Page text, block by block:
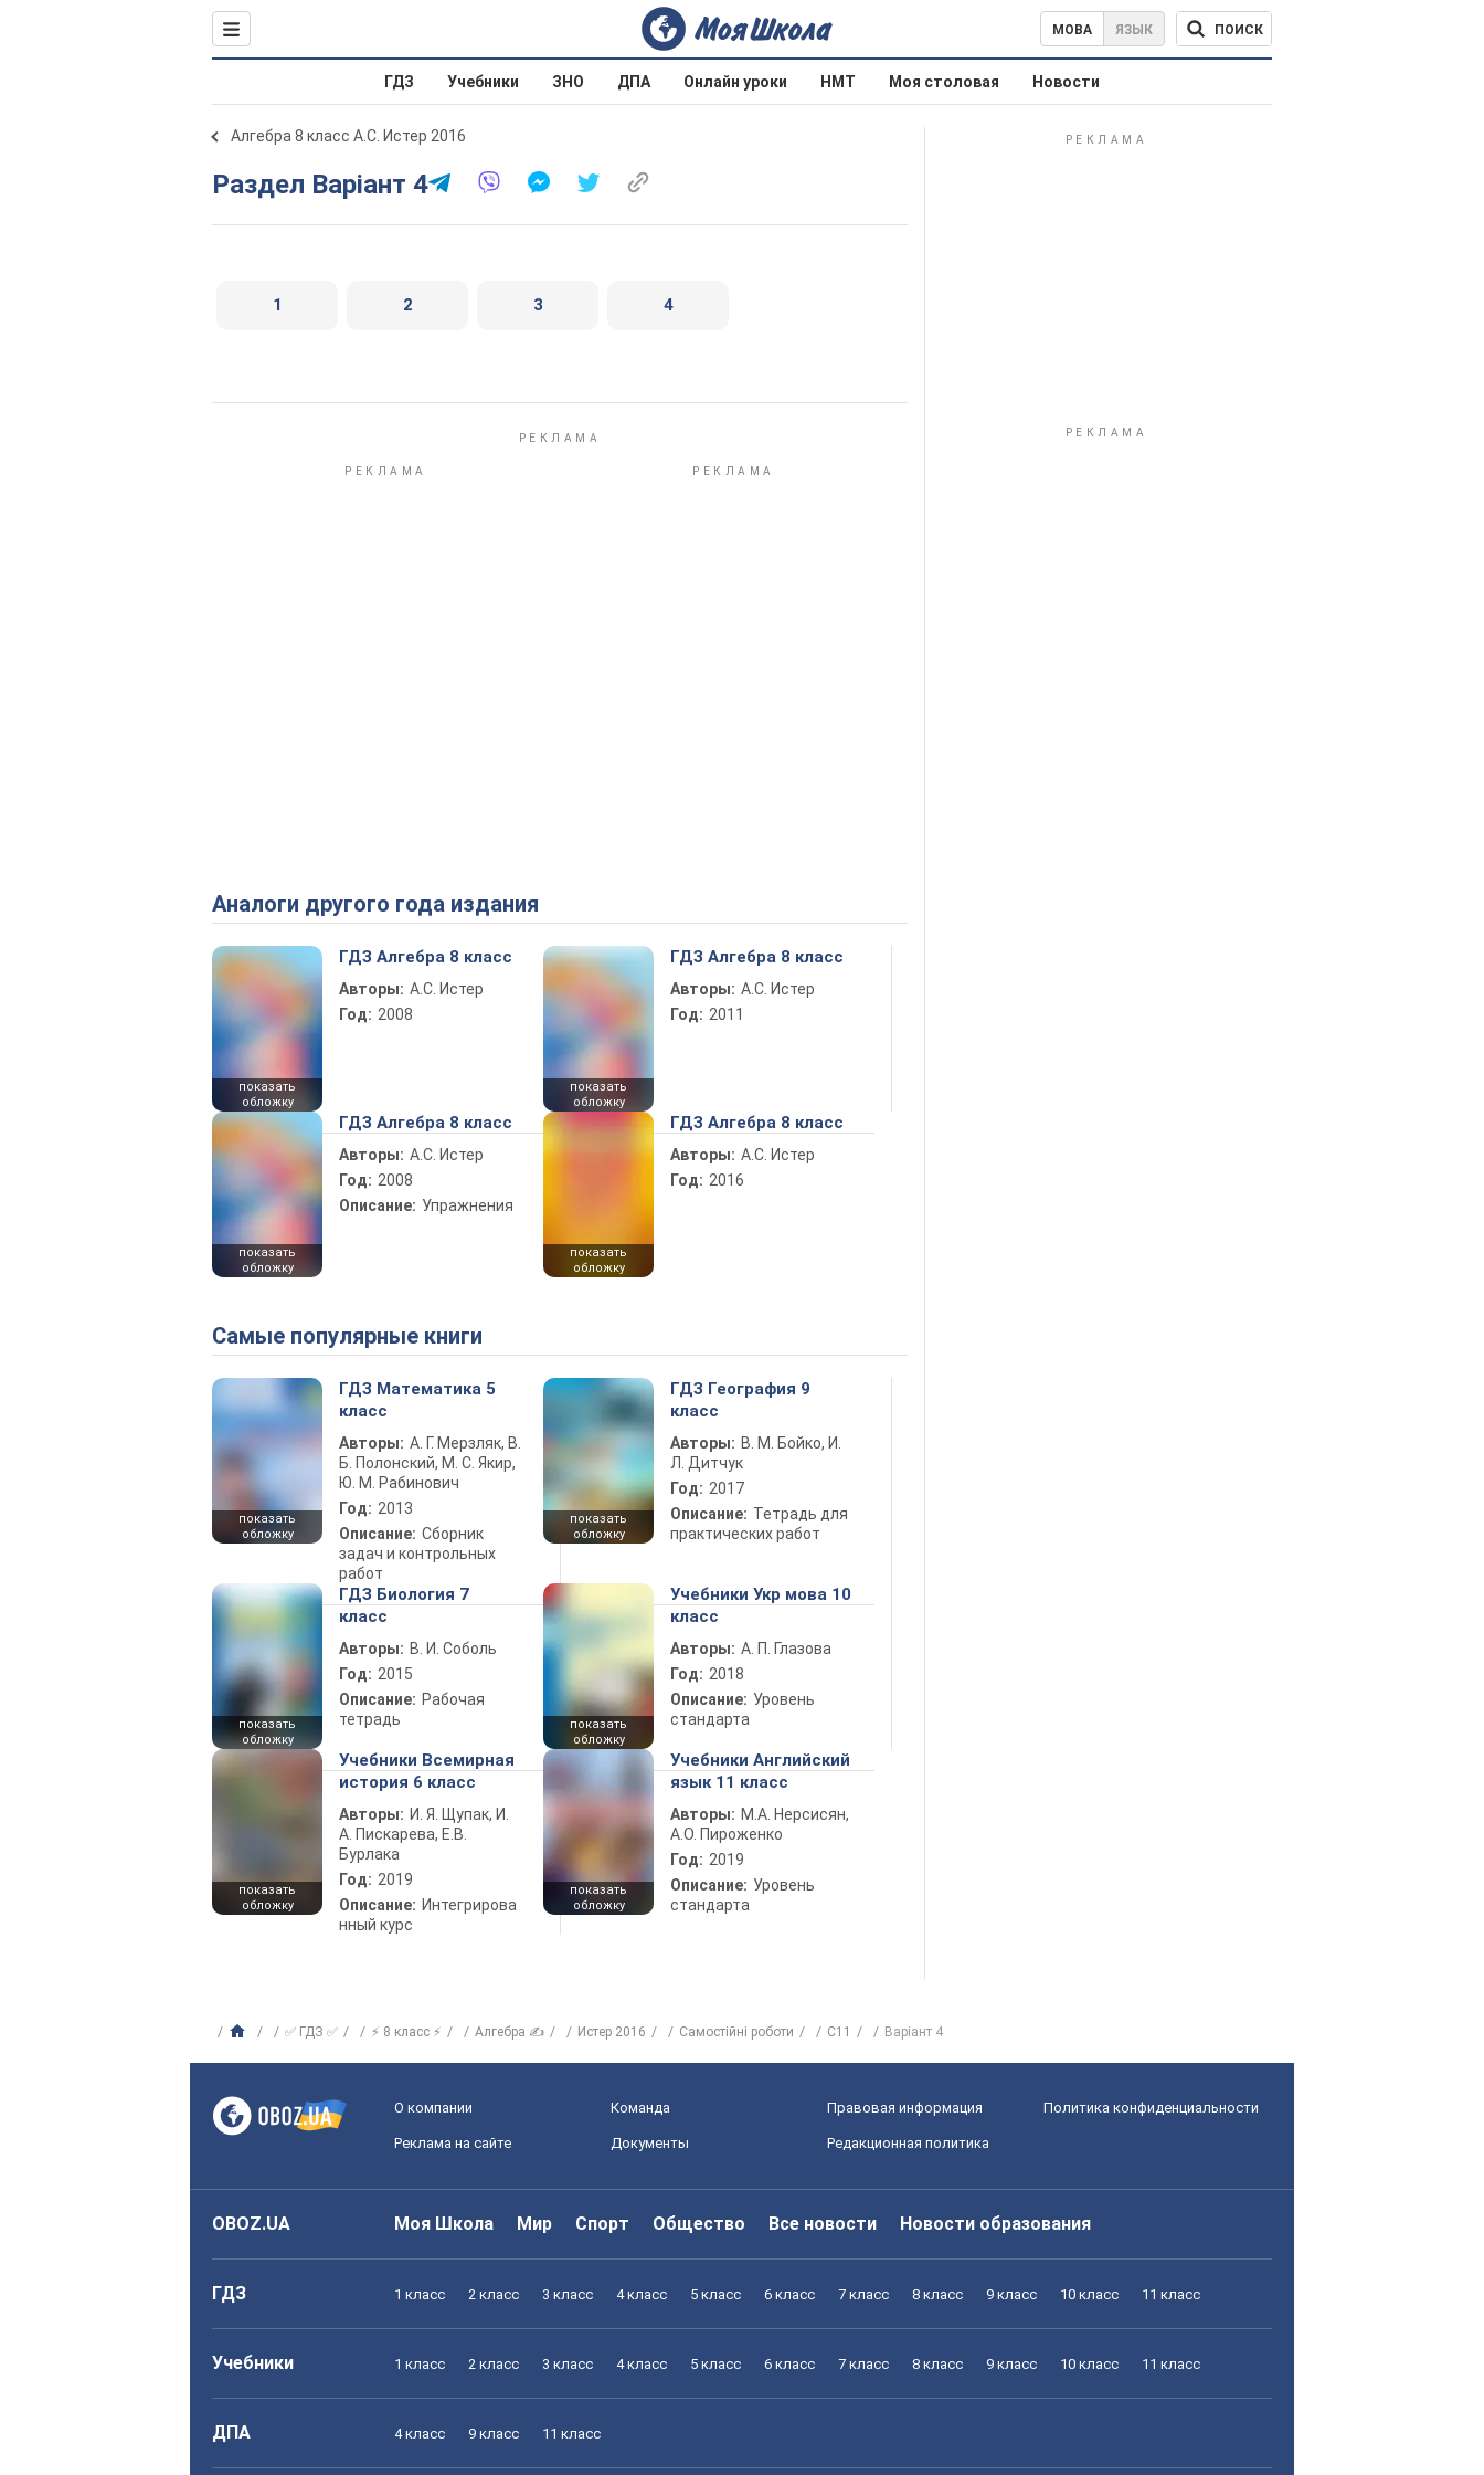
МОВА ЯЗЫК ПОИСК
ГДЗ Учебники ЗНО ДПА Онлайн уроки НМТ Моя столовая Новости
Алгебра 8 класс А.С. Истер 2016
Раздел Варіант 4
1 2 3 4
Аналоги другого года издания
показать
обложку
ГДЗ Алгебра 8 класс
Авторы: А.С. Истер
Год: 2008
показать
обложку
ГДЗ Алгебра 8 класс
Авторы: А.С. Истер
Год: 2011
показать
обложку
ГДЗ Алгебра 8 класс
Авторы: А.С. Истер
Год: 2008
Описание: Упражнения
показать
обложку
ГДЗ Алгебра 8 класс
Авторы: А.С. Истер
Год: 2016
Самые популярные книги
показать
обложку
ГДЗ Математика 5
класс
Авторы: А. Г. Мерзляк, В.
Б. Полонский, М. С. Якир,
Ю. М. Рабинович
Год: 2013
Описание: Сборник
задач и контрольных
работ
показать
обложку
ГДЗ География 9
класс
Авторы: В. М. Бойко, И.
Л. Дитчук
Год: 2017
Описание: Тетрадь для
практических работ
показать
обложку
ГДЗ Биология 7
класс
Авторы: В. И. Соболь
Год: 2015
Описание: Рабочая
тетрадь
показать
обложку
Учебники Укр мова 10
класс
Авторы: А. П. Глазова
Год: 2018
Описание: Уровень
стандарта
показать
обложку
Учебники Всемирная
история 6 класс
Авторы: И. Я. Щупак, И.
А. Пискарева, Е.В.
Бурлака
Год: 2019
Описание: Интегрирова
нный курс
показать
обложку
Учебники Английский
язык 11 класс
Авторы: М.А. Нерсисян,
А.О. Пироженко
Год: 2019
Описание: Уровень
стандарта
✅ ГДЗ ✅ ⚡ 8 класс ⚡ Алгебра ✍ Истер 2016 Самостійні роботи С11 Варіант 4
О компании Команда Правовая информация Политика конфиденциальности
Реклама на сайте Документы Редакционная политика
OBOZ.UA Моя Школа Мир Спорт Общество Все новости Новости образования
ГДЗ 1 класс 2 класс 3 класс 4 класс 5 класс 6 класс 7 класс 8 класс 9 класс 10 класс 11 класс
Учебники 1 класс 2 класс 3 класс 4 класс 5 класс 6 класс 7 класс 8 класс 9 класс 10 класс 11 класс
ДПА 4 класс 9 класс 11 класс